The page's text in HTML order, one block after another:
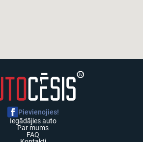
Iegādājies auto
Par mums
FAQ
Pievienojies!